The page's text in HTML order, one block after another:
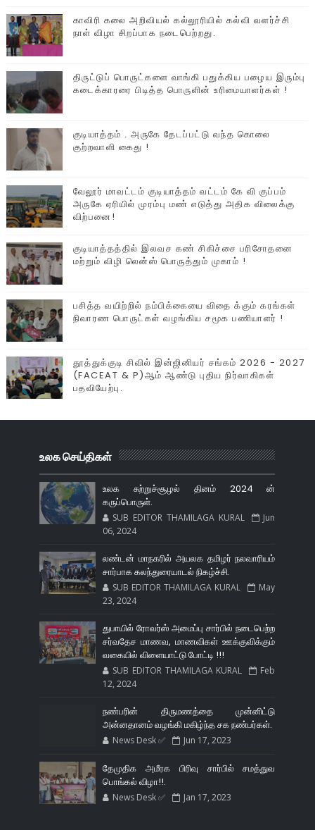
காவிரி கலை அறிவியல் கல்லூரியில் கல்வி வளர்ச்சி
நாள் விழா சிறப்பாக நடைபெற்றது.
திருட்டுப் பொருட்களை வாங்கி பதுக்கிய பழைய இரும்பு
கடைக்காரரை பிடித்த பொருளின் உரிமையாளர்கள் !
குடியாத்தம் . அருகே தேடப்பட்டு வந்த கொலை
குற்றவாளி கைது !
வேலூர் மாவட்டம் குடியாத்தம் வட்டம் கே வி குப்பம்
அருகே ஏரியில் முரம்பு‌ மண் எடுத்து அதிக விலைக்கு
விற்பனை!
குடியாத்தத்தில் இலவச கண் சிகிச்சை பரிசோதனை
மற்றும் விழி லென்ஸ் பொருத்தும் முகாம் !
பசித்த வயிற்றில் நம்பிக்கையை விதை க்கும் கரங்கள்
நிவாரண பொருட்கள் வழங்கிய சமூக பணியாளர் !
தூத்துக்குடி சிவில் இன்ஜினியர் சங்கம் 2026 - 2027
(FACEAT & P)ஆம் ஆண்டு புதிய நிர்வாகிகள்
பதவியேற்பு.
உலக செய்திகள்
உலக சுற்றுச்சூழல் தினம் 2024 ன்
கருப்பொருள்.
SUB EDITOR THAMILAGA KURAL
Jun
06, 2024
லண்டன் மாநகரில் அயலக தமிழர் நலவாரியம்
சார்பாக கலந்துரையாடல் நிகழ்ச்சி.
SUB EDITOR THAMILAGA KURAL
May
23, 2024
துபாயில் ரோவர்ஸ் அமைப்பு சார்பில் நடைபெற்ற
சர்வதேச மாணவ, மாணவிகள் ஊக்குவிக்கும்
வகையில் விளையாட்டு போட்டி !!!
SUB EDITOR THAMILAGA KURAL
Feb
12, 2024
நண்பரின் திருமணத்தை முன்னிட்டு
அன்னதானம் வழங்கி மகிழ்ந்த சக நண்பர்கள்.
News Desk ✅ Jun 17, 2023
தேமுதிக அமீரக பிரிவு சார்பில் சமத்துவ
பொங்கல் விழா!!.
News Desk ✅ Jan 17, 2023